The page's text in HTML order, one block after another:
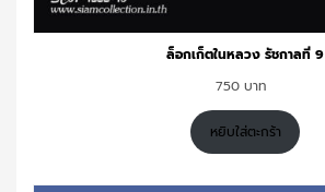
ล็อกเก็ตในหลวง รัชกาลที่ 9
750
หยิบใส่ตะกร้า